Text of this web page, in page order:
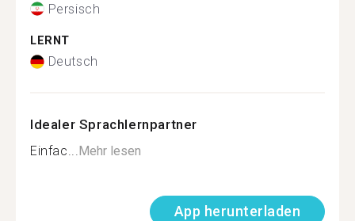
Persisch
LERNT
Deutsch
Idealer Sprachlernpartner
Einfac...Mehr lesen
App herunterladen